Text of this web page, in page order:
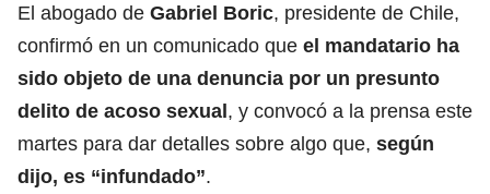
El abogado de Gabriel Boric, presidente de Chile,
confirmó en un comunicado que el mandatario ha
sido objeto de una denuncia por un presunto
delito de acoso sexual, y convocó a la prensa este
martes para dar detalles sobre algo que, según
dijo, es “infundado”.